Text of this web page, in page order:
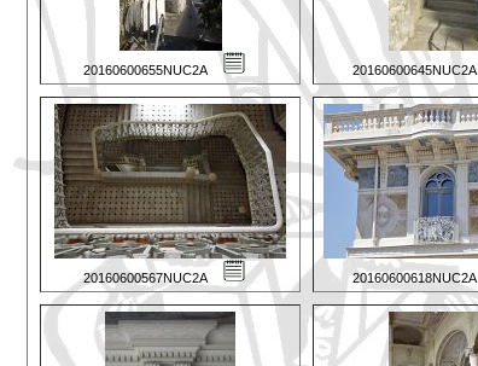
20160600655NUC2A 20160600645NUC2A
20160600567NUC2A 20160600618NUC2A